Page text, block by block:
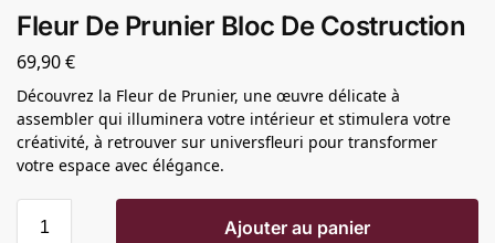
Fleur De Prunier Bloc De Costruction
69,90€
Découvrez la Fleur de Prunier, une œuvre délicate à
assembler qui illuminera votre intérieur et stimulera votre
créativité, à retrouver sur universfleuri pour transformer
votre espace avec élégance.
Ajouter au panier